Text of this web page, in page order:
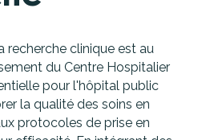
clinique est au
du Centre Hospitalier
pour l'hôpital public
la qualité des soins en
protocoles de prise en